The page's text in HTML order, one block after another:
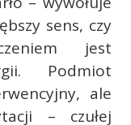
sens, czy
jest
Podmiot
ale
– czułej